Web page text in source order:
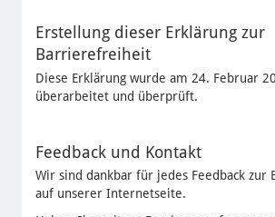
Erstellung dieser Erklärung zur
Barrierefreiheit
Diese Erklärung wurde am 24. Februar
überarbeitet und überprüft.
Feedback und Kontakt
Wir sind dankbar für jedes Feedback
auf unserer Internetseite.